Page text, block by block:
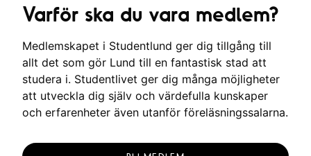
Varför ska du vara medlem?
Medlemskapet i Studentlund ger dig tillgång till
allt det som gör Lund till en fantastisk stad att
studera i. Studentlivet ger dig många möjligheter
att utveckla dig själv och värdefulla kunskaper
och erfarenheter även utanför föreläsningssalarna.